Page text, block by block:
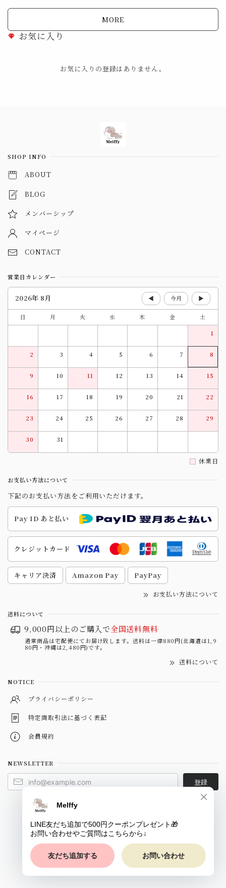
MORE
お気に入り
お気に入りの登録はありません。
SHOP INFO
ABOUT
BLOG
メンバーシップ
マイページ
CONTACT
営業日カレンダー
2026年 8月 ◀ 今月 ▶
日 月 火 水 木 金
土
1
2 3 4 5 6 7 8
9 10 11 12 13 14 15
16 17 18 19 20 21 22
23 24 25 26 27 28 29
30 31
休業日
お支払い方法について
下記のお支払い方法をご利用いただけます。
Pay ID あと払い
クレジットカード
キャリア決済 Amazon Pay PayPay
お支払い方法について
送料について
9,000円以上のご購入で全国送料無料
通常商品は宅配便にてお届け致します。送料は一律880円(北海道は1,9
80円・沖縄は2,480円)です。
送料について
NOTICE
プライバシーポリシー
特定商取引法に基づく表記
会員規約
NEWSLETTER
登録
© Melffy